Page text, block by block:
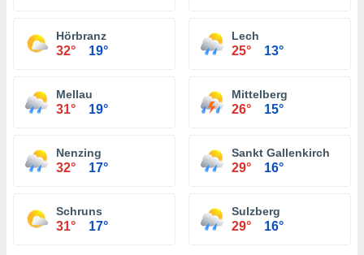
Hörbranz
32° 19°
Lech
25° 13°
Mellau
31° 19°
Mittelberg
26° 15°
Nenzing
32° 17°
Sankt Gallenkirch
29° 16°
Schruns
31° 17°
Sulzberg
29° 16°